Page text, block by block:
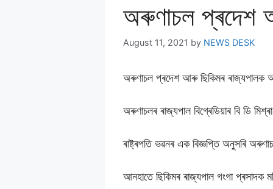
অৰুণাচল প্ৰদেশ
August 11, 2021 by NEWS DESK
অৰুণাচল প্ৰদেশ আৰু ছিকিমৰ ৰাজ্যপালক
অৰুণাচলৰ ৰাজ্যপাল বিগ্ৰেডিয়াৰ বি ডি
ৰাষ্ট্ৰপতি ভৱনৰ এক বিজ্ঞপ্তি অনুসৰি
আনহাতে ছিকিমৰ ৰাজ্যপাল গংগা প্ৰসাদক